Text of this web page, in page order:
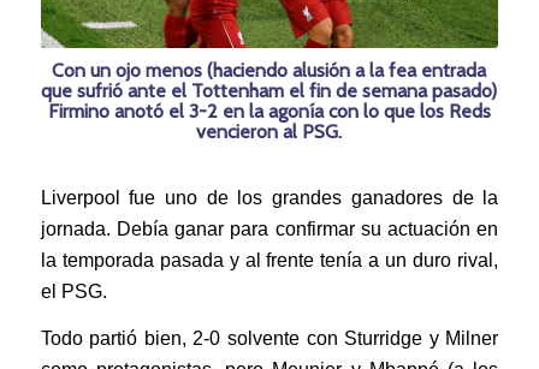
Con un ojo menos (haciendo alusión a la fea entrada
que sufrió ante el Tottenham el fin de semana pasado)
Firmino anotó el 3-2 en la agonía con lo que los Reds
vencieron al PSG.
Liverpool fue uno de los grandes ganadores de la
jornada. Debía ganar para confirmar su actuación en
la temporada pasada y al frente tenía a un duro rival,
el PSG.
Todo partió bien, 2-0 solvente con Sturridge y Milner